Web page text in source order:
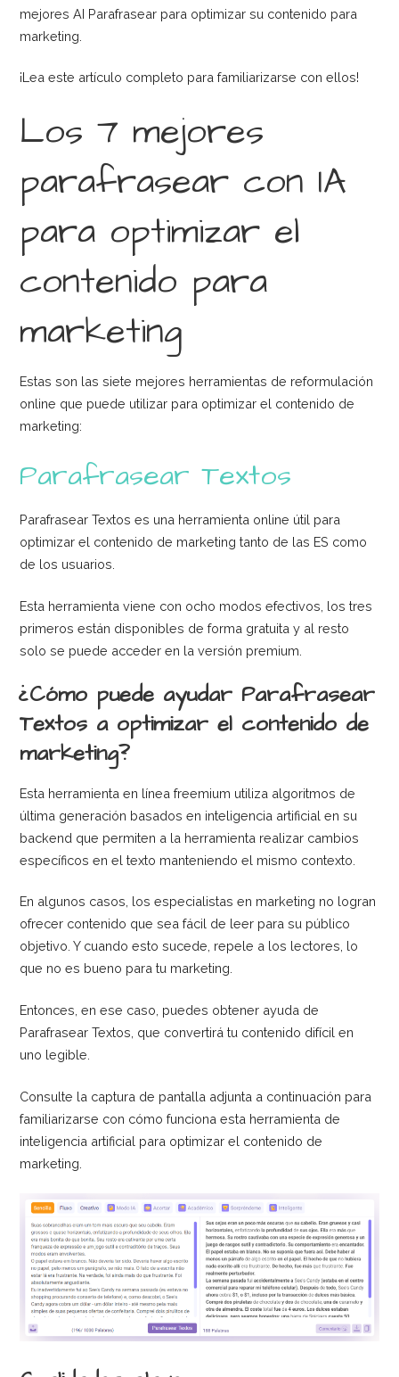
mejores AI Parafrasear para optimizar su contenido para
marketing.
¡Lea este artículo completo para familiarizarse con ellos!
Los 7 mejores
parafrasear con IA
para optimizar el
contenido para
marketing
Estas son las siete mejores herramientas de reformulación
online que puede utilizar para optimizar el contenido de
marketing:
Parafrasear Textos
Parafrasear Textos es una herramienta online útil para
optimizar el contenido de marketing tanto de las ES como
de los usuarios.
Esta herramienta viene con ocho modos efectivos, los tres
primeros están disponibles de forma gratuita y al resto
solo se puede acceder en la versión premium.
¿Cómo puede ayudar Parafrasear
Textos a optimizar el contenido de
marketing?
Esta herramienta en línea freemium utiliza algoritmos de
última generación basados en inteligencia artificial en su
backend que permiten a la herramienta realizar cambios
específicos en el texto manteniendo el mismo contexto.
En algunos casos, los especialistas en marketing no logran
ofrecer contenido que sea fácil de leer para su público
objetivo. Y cuando esto sucede, repele a los lectores, lo
que no es bueno para tu marketing.
Entonces, en ese caso, puedes obtener ayuda de
Parafrasear Textos, que convertirá tu contenido difícil en
uno legible.
Consulte la captura de pantalla adjunta a continuación para
familiarizarse con cómo funciona esta herramienta de
inteligencia artificial para optimizar el contenido de
marketing.